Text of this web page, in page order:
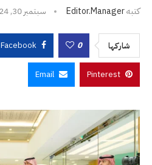
كتبهEditor.manager سبتمبر 30, 2024
شاركها 0
Facebook
Pinterest
Email